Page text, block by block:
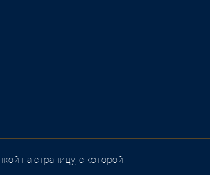
на страницу, с которой